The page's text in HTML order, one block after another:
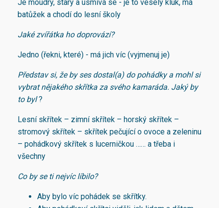
Je moudrý, starý a usmívá se - je to veselý kluk, má
batůžek a chodí do lesní školy
Jaké zvířátka ho doprovází?
Jedno (řekni, které) - má jich víc (vyjmenuj je)
Představ si, že by ses dostal(a) do pohádky a mohl si
vybrat nějakého skřítka za svého kamaráda. Jaký by
to byl?
Lesní skřítek – zimní skřítek – horský skřítek –
stromový skřítek – skřítek pečující o ovoce a zeleninu
– pohádkový skřítek s lucerničkou …… a třeba i
všechny
Co by se ti nejvíc líbilo?
Aby bylo víc pohádek se skřítky.